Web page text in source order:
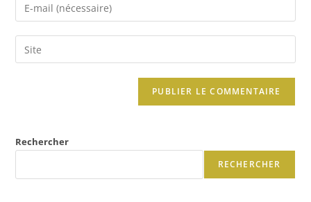
Rechercher
RECHERCHER